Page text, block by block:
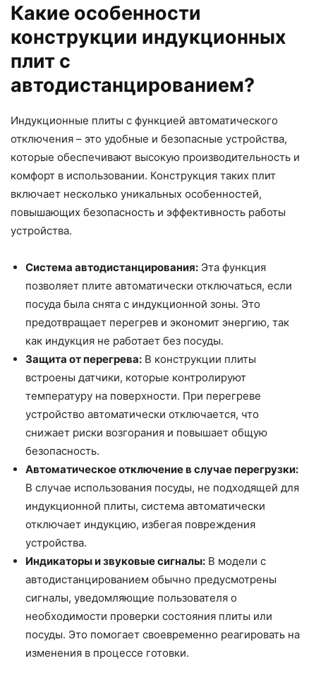
Какие особенности
конструкции индукционных
плит с
автодистанцированием?
Индукционные плиты с функцией автоматического
отключения – это удобные и безопасные устройства,
которые обеспечивают высокую производительность и
комфорт в использовании. Конструкция таких плит
включает несколько уникальных особенностей,
повышающих безопасность и эффективность работы
устройства.
Система автодистанцирования: Эта функция
позволяет плите автоматически отключаться, если
посуда была снята с индукционной зоны. Это
предотвращает перегрев и экономит энергию, так
как индукция не работает без посуды.
Защита от перегрева: В конструкции плиты
встроены датчики, которые контролируют
температуру на поверхности. При перегреве
устройство автоматически отключается, что
снижает риски возгорания и повышает общую
безопасность.
Автоматическое отключение в случае перегрузки:
В случае использования посуды, не подходящей для
индукционной плиты, система автоматически
отключает индукцию, избегая повреждения
устройства.
Индикаторы и звуковые сигналы: В модели с
автодистанцированием обычно предусмотрены
сигналы, уведомляющие пользователя о
необходимости проверки состояния плиты или
посуды. Это помогает своевременно реагировать на
изменения в процессе готовки.